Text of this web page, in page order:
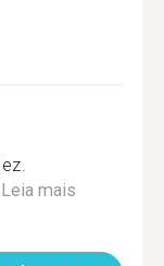
Leia mais